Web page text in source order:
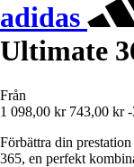
adidas
Ultimate
Från
1 098,00 kr 743,00 kr
Förbättra din
365, en perfekt